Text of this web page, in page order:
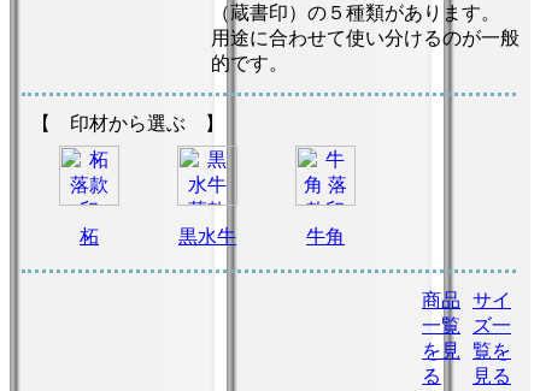
（蔵書印）の５種類があります。
用途に合わせて使い分けるのが一般
的です。
【 印材から選ぶ 】
柘 黒水牛 牛角
商品
一覧
を見
る
サイ
ズ一
覧を
見る